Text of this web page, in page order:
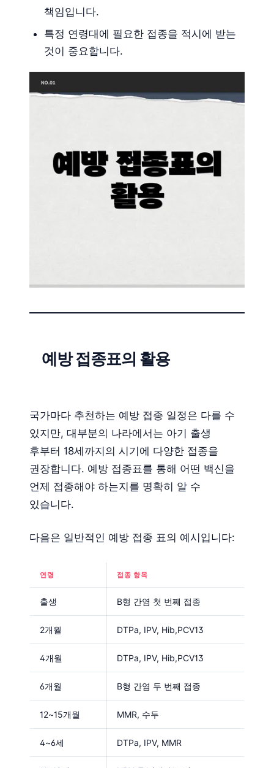
책임입니다.
특정 연령대에 필요한 접종을 적시에 받는
것이 중요합니다.
예방 접종표의 활용
국가마다 추천하는 예방 접종 일정은 다를 수
있지만, 대부분의 나라에서는 아기 출생
후부터 18세까지의 시기에 다양한 접종을
권장합니다. 예방 접종표를 통해 어떤 백신을
언제 접종해야 하는지를 명확히 알 수
있습니다.
다음은 일반적인 예방 접종 표의 예시입니다:
연령 접종 항목
출생 B형 간염 첫 번째 접종
2개월 DTPa, IPV, Hib,PCV13
4개월 DTPa, IPV, Hib,PCV13
6개월 B형 간염 두 번째 접종
12~15개월 MMR, 수두
4~6세 DTPa, IPV, MMR